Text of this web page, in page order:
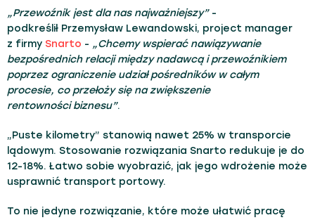
„Przewoźnik jest dla nas najważniejszy”-
podkreślił Przemysław Lewandowski, project manager
z firmy Snarto - „Chcemy wspierać nawiązywanie
bezpośrednich relacji między nadawcą i przewoźnikiem
poprzez ograniczenie udział pośredników w całym
procesie, co przełoży się na zwiększenie
rentowności biznesu”.
„Puste kilometry” stanowią nawet 25% w transporcie
lądowym. Stosowanie rozwiązania Snarto redukuje je do
12-18%. Łatwo sobie wyobrazić, jak jego wdrożenie może
usprawnić transport portowy.
To nie jedyne rozwiązanie, które może ułatwić pracę